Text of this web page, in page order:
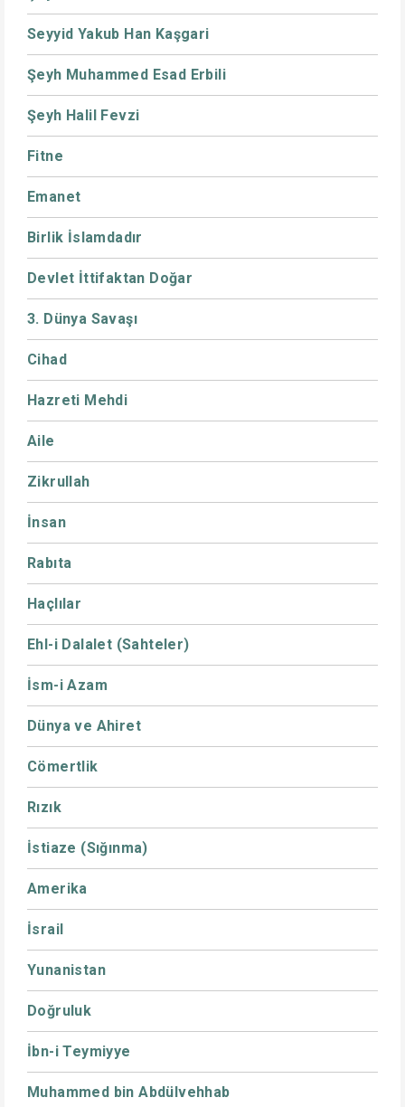
Seyyid Yakub Han Kaşgari
Şeyh Muhammed Esad Erbili
Şeyh Halil Fevzi
Fitne
Emanet
Birlik İslamdadır
Devlet İttifaktan Doğar
3. Dünya Savaşı
Cihad
Hazreti Mehdi
Aile
Zikrullah
İnsan
Rabıta
Haçlılar
Ehl-i Dalalet (Sahteler)
İsm-i Azam
Dünya ve Ahiret
Cömertlik
Rızık
İstiaze (Sığınma)
Amerika
İsrail
Yunanistan
Doğruluk
İbn-i Teymiyye
Muhammed bin Abdülvehhab